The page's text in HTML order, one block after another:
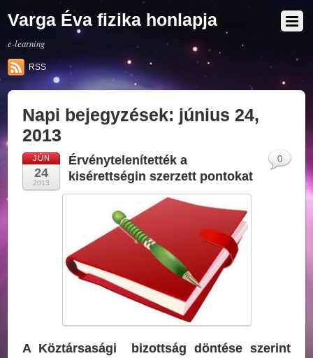
Varga Éva fizika honlapja
e-learning
RSS
Napi bejegyzések: június 24,
2013
JÚN
24
2013
Érvénytelenítették a
kisérettségin szerzett pontokat
A Köztársasági bizottság döntése szerint
0